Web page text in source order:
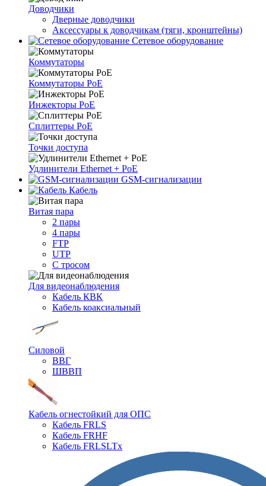
Доводчики
Дверные доводчики
Аксессуары к доводчикам (тяги, кронштейны)
Сетевое оборудование
Коммутаторы
Коммутаторы PoE
Инжекторы PoE
Сплиттеры PoE
Точки доступа
Удлинители Ethernet + PoE
GSM-сигнализации
Кабель
Витая пара
2 пары
4 пары
FTP
UTP
С тросом
Для видеонаблюдения
Кабель КВК
Кабель коаксиальный
Силовой
ВВГ
ШВВП
Кабель огнестойкий для ОПС
Кабель FRLS
Кабель FRHF
Кабель FRLSLTx